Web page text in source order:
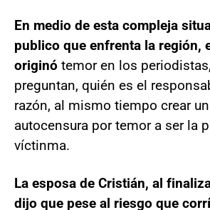
En medio de esta compleja
publico que enfrenta la región,
originó temor en los
preguntan, quién es el
razón, al mismo tiempo crear
autocensura por temor a ser la
víctinma.
La esposa de Cristián, al
dijo que pese al riesgo que